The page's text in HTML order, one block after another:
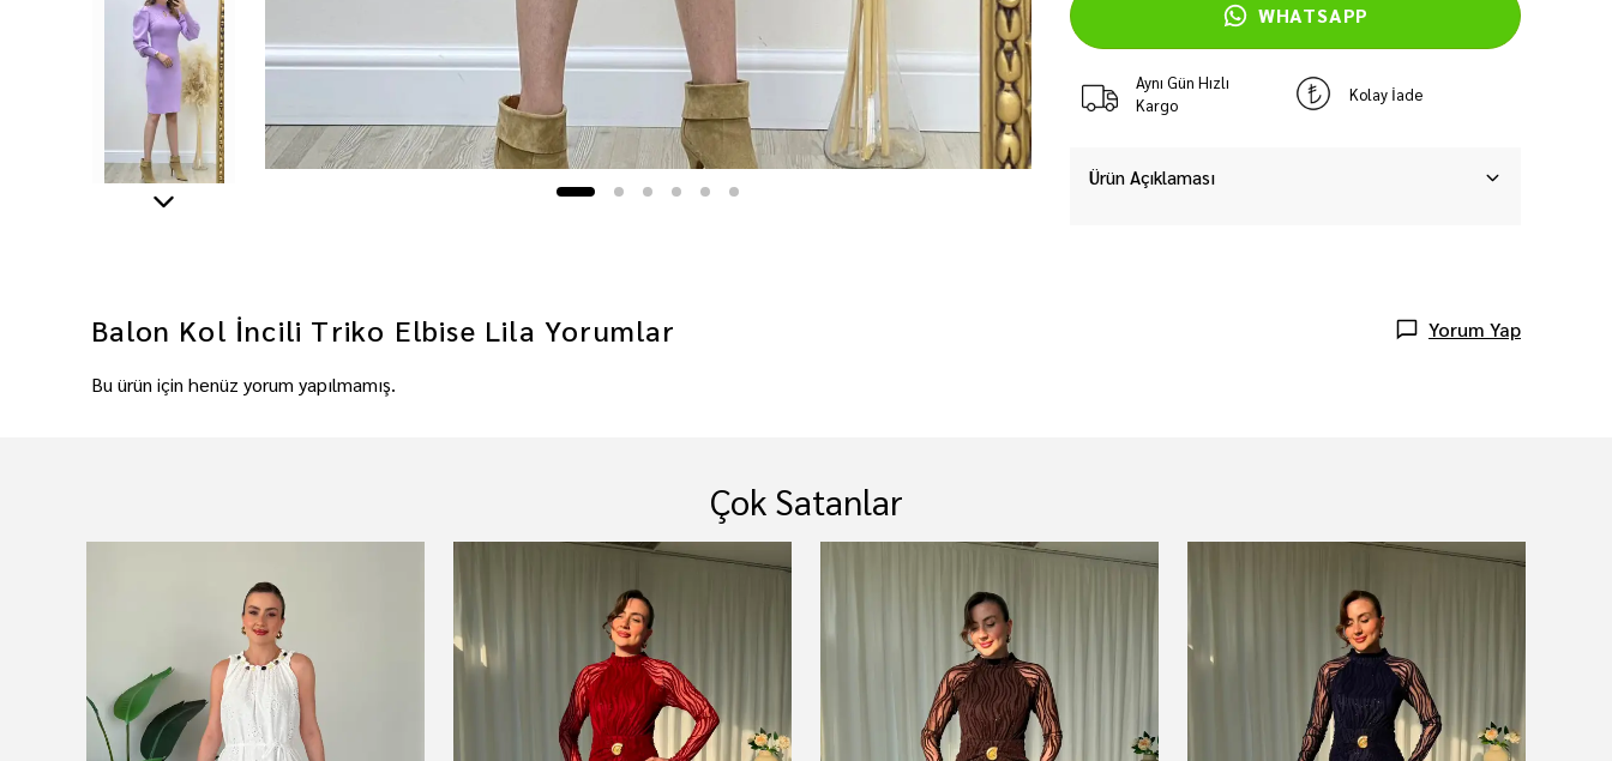
WHATSAPP
Aynı Gün Hızlı
Kargo
Kolay İade
Ürün Açıklaması
Balon Kol İncili Triko Elbise Lila Yorumlar Yorum Yap
Bu ürün için henüz yorum yapılmamış.
Çok Satanlar